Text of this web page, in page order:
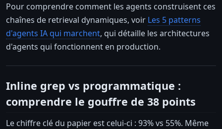
Pour comprendre comment les agents construisent ces
chaînes de retrieval dynamiques, voir Les 5 patterns
d'agents IA qui marchent, qui détaille les architectures
d'agents qui fonctionnent en production.
Inline grep vs programmatique :
comprendre le gouffre de 38 points
Le chiffre clé du papier est celui-ci : 93% vs 55%. Même